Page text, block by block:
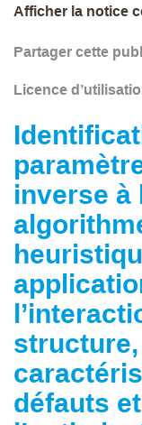
Afficher la notice
Partager cette
Licence
inverse à
structure,
défauts